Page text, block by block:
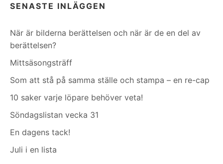
SENASTE INLÄGGEN
När är bilderna berättelsen och när är de en del av
berättelsen?
Mittsäsongsträff
Som att stå på samma ställe och stampa – en re-cap
10 saker varje löpare behöver veta!
Söndagslistan vecka 31
En dagens tack!
Juli i en lista